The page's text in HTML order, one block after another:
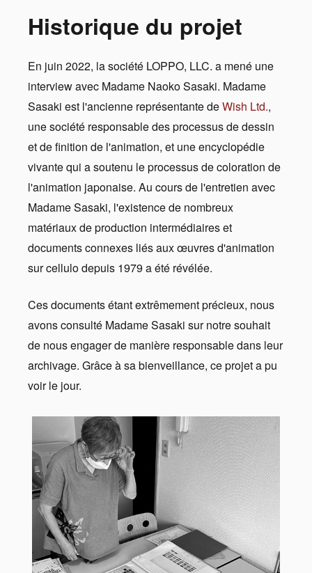
Historique du projet
En juin 2022, la société LOPPO, LLC. a mené une
interview avec Madame Naoko Sasaki. Madame
Sasaki est l'ancienne représentante deWish Ltd.,
une société responsable des processus de dessin
et de finition de l'animation, et une encyclopédie
vivante qui a soutenu le processus de coloration de
l'animation japonaise. Au cours de l'entretien avec
Madame Sasaki, l'existence de nombreux
matériaux de production intermédiaires et
documents connexes liés aux œuvres d'animation
sur cellulo depuis 1979 a été révélée.
Ces documents étant extrêmement précieux, nous
avons consulté Madame Sasaki sur notre souhait
de nous engager de manière responsable dans leur
archivage. Grâce à sa bienveillance, ce projet a pu
voir le jour.